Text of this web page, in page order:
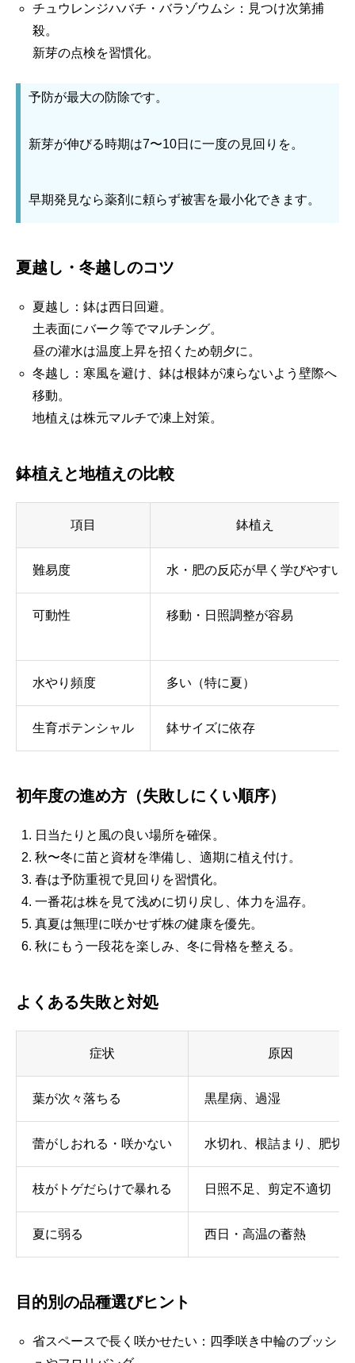
チュウレンジハバチ・バラゾウムシ：見つけ次第捕
殺。
新芽の点検を習慣化。
予防が最大の防除です。
新芽が伸びる時期は7〜10日に一度の見回りを。
早期発見なら薬剤に頼らず被害を最小化できます。
夏越し・冬越しのコツ
夏越し：鉢は西日回避。
土表面にバーク等でマルチング。
昼の灌水は温度上昇を招くため朝夕に。
冬越し：寒風を避け、鉢は根鉢が凍らないよう壁際へ
移動。
地植えは株元マルチで凍上対策。
鉢植えと地植えの比較
項目 鉢植え
難易度 水・肥の反応が早く学びやすい
可動性 移動・日照調整が容易
水やり頻度 多い（特に夏）
生育ポテンシャル 鉢サイズに依存
初年度の進め方（失敗しにくい順序）
日当たりと風の良い場所を確保。
秋〜冬に苗と資材を準備し、適期に植え付け。
春は予防重視で見回りを習慣化。
一番花は株を見て浅めに切り戻し、体力を温存。
真夏は無理に咲かせず株の健康を優先。
秋にもう一段花を楽しみ、冬に骨格を整える。
よくある失敗と対処
症状 原因
葉が次々落ちる 黒星病、過湿
蕾がしおれる・咲かない 水切れ、根詰まり、肥切
枝がトゲだらけで暴れる 日照不足、剪定不適切
夏に弱る 西日・高温の蓄熱
目的別の品種選びヒント
省スペースで長く咲かせたい：四季咲き中輪のブッシ